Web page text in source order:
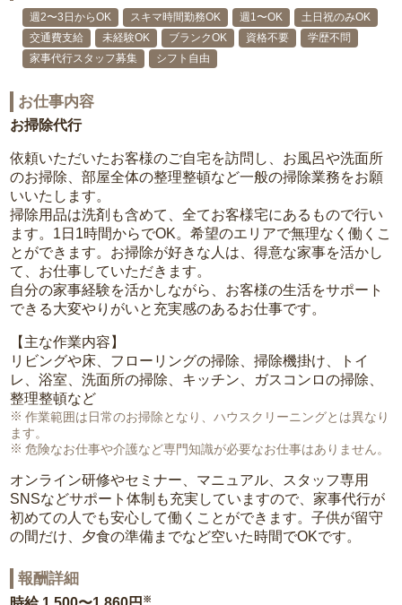
週2〜3日からOK スキマ時間勤務OK 週1〜OK
土日祝のみOK
交通費支給
未経験OK ブランクOK 資格不要
学歴不問
家事代行スタッフ募集
シフト自由
お仕事内容
お掃除代行
依頼いただいたお客様のご自宅を訪問し、お風呂や洗面所
のお掃除、部屋全体の整理整頓など一般の掃除業務をお願
いいたします。
掃除用品は洗剤も含めて、全てお客様宅にあるもので行い
ます。1日1時間からでOK。希望のエリアで無理なく働くこ
とができます。お掃除が好きな人は、得意な家事を活かし
て、お仕事していただきます。
自分の家事経験を活かしながら、お客様の生活をサポート
できる大変やりがいと充実感のあるお仕事です。
【主な作業内容】
リビングや床、フローリングの掃除、掃除機掛け、トイ
レ、浴室、洗面所の掃除、キッチン、ガスコンロの掃除、
整理整頓など
作業範囲は日常のお掃除となり、ハウスクリーニングとは異なり
ます。
危険なお仕事や介護など専門知識が必要なお仕事はありません。
オンライン研修やセミナー、マニュアル、スタッフ専用
SNSなどサポート体制も充実していますので、家事代行が
初めての人でも安心して働くことができます。子供が留守
の間だけ、夕食の準備までなど空いた時間でOKです。
報酬詳細
※